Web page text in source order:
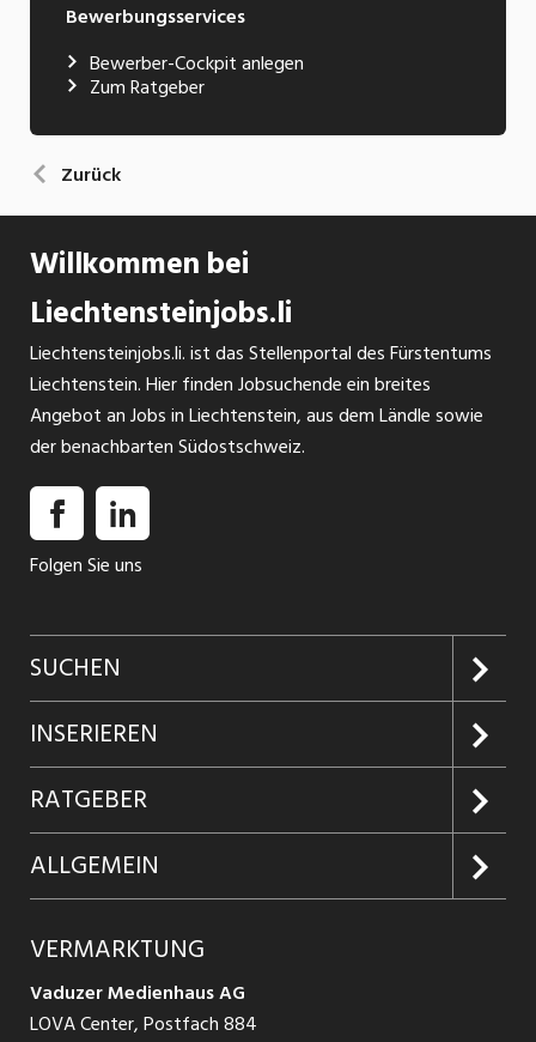
Bewerbungsservices
Bewerber-Cockpit anlegen
Zum Ratgeber
Zurück
Willkommen bei
Liechtensteinjobs.li
Liechtensteinjobs.li. ist das Stellenportal des Fürstentums
Liechtenstein. Hier finden Jobsuchende ein breites
Angebot an Jobs in Liechtenstein, aus dem Ländle sowie
der benachbarten Südostschweiz.
Folgen Sie uns
SUCHEN
Jobs suchen
Jobabo
Firmen entdecken
Jobs in Graubünden
Jobs in St. Gallen
Jobs in Glarus
INSERIEREN
Kundenlogin
Inserieren
Produkte
Schnittstelle
RATGEBER
Glossar
Ratgeber Bewerbung / Rekrutierung
ALLGEMEIN
AGB
VERMARKTUNG
Vaduzer Medienhaus AG
LOVA Center, Postfach 884